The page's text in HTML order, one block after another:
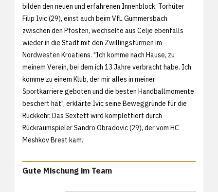
bilden den neuen und erfahrenen Innenblock. Torhüter
Filip Ivic (29), einst auch beim VfL Gummersbach
zwischen den Pfosten, wechselte aus Celje ebenfalls
wieder in die Stadt mit den Zwillingstürmen im
Nordwesten Kroatiens. "Ich komme nach Hause, zu
meinem Verein, bei dem ich 13 Jahre verbracht habe. Ich
komme zu einem Klub, der mir alles in meiner
Sportkarriere geboten und die besten Handballmomente
beschert hat", erklärte Ivic seine Beweggründe für die
Rückkehr. Das Sextett wird komplettiert durch
Rückraumspieler Sandro Obradovic (29), der vom HC
Meshkov Brest kam.
Gute Mischung im Team